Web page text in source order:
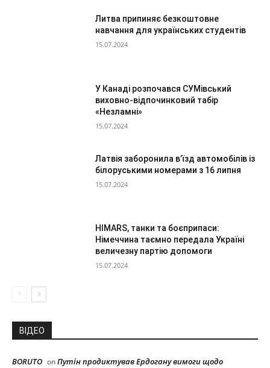
Литва припиняє безкоштовне
навчання для українських студентів
15.07.2024
У Канаді розпочався СУМівський
виховно-відпочинковий табір
«Незламні»
15.07.2024
Латвія заборонила в’їзд автомобілів із
білоруськими номерами з 16 липня
15.07.2024
HIMARS, танки та боєприпаси:
Німеччина таємно передала Україні
величезну партію допомоги
15.07.2024
ВІДЕО
BORUTO onПутін продиктував Ердогану вимоги щодо